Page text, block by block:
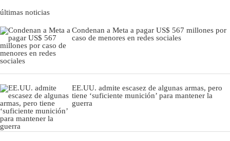
últimas noticias
Condenan a Meta a pagar US$ 567 millones por
caso de menores en redes sociales
EE.UU. admite escasez de algunas armas, pero
tiene ‘suficiente munición’ para mantener la
guerra